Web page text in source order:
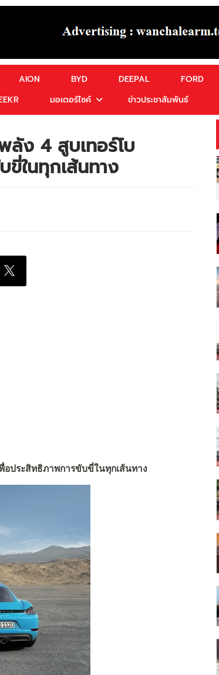
AION BYD DEEPAL FORD
มอเตอร์ไซค์ ข่าวประชาสัมพันธ์
ลัง 4 สูบเทอร์โบ
ในทุกเส้นทาง
อประสิทธิภาพการขับขี่ในทุกเส้นทาง